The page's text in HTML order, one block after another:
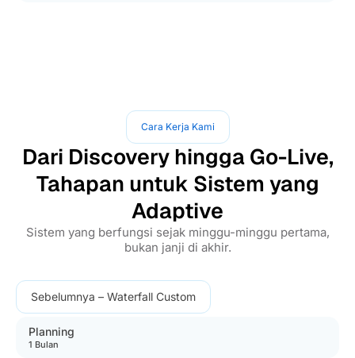
Cara Kerja Kami
Dari Discovery hingga Go-Live,
Tahapan untuk Sistem yang
Adaptive
Sistem yang berfungsi sejak minggu-minggu pertama,
bukan janji di akhir.
Sebelumnya – Waterfall Custom
Planning
1 Bulan